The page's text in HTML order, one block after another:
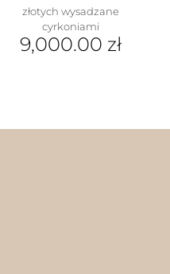
złotych wysadzane
cyrkoniami
9,000.00 zł